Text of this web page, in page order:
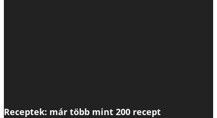
Receptek: már több mint 200 recept